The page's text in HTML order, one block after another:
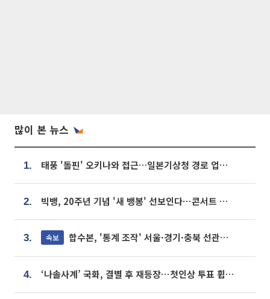
많이 본 뉴스
1. 태풍 '돌핀' 오키나와 접근…일본기상청 경로 업데이트
2. 빅뱅, 20주년 기념 '새 뱅봉' 선보인다⋯콘서트 앞두고 팝업 개최
3. 속보 합수본, '통계 조작' 서울·경기·충북 선관위 등 추가 압수수색
4. ‘나솔사계’ 국화, 결별 후 재등장⋯첫인상 투표 휩쓸고 ‘인기녀’ 등극